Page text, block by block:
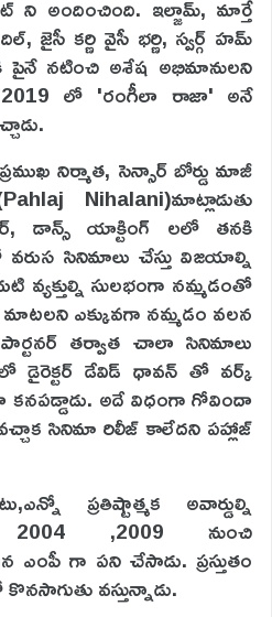
అందించింది. ఇల్జామ్, మార్తే
జైసీ కర్ణి వైసీ భర్ణి, స్వర్గ్ హమ్
పైనే నటించి అశేష అభిమానులని
లో 'రంగీలా రాజా' అనే
నిర్మాత, సెన్సార్ బోర్డు మాజీ
Nihalani)మాట్లాడుతు
డాన్స్ యాక్టింగ్ లలో తనకి
వరుస సినిమాలు చేస్తు విజయాల్ని
వ్యక్తుల్ని సులభంగా నమ్మడంతో
మాటలని ఎక్కువగా నమ్మడం వలన
పార్టనర్ తర్వాత చాలా సినిమాలు
డేవిడ్ ధావన్ తో వర్క్
అదే విధంగా గోవిందా
వచ్చాక సినిమా రిలీజ్ కాలేదని పహ్లాజ్
ప్రతిష్టాత్మక అవార్డుల్ని
2004 ,2009 నుంచి
ఎంపీ గా పని చేసాడు. ప్రస్తుతం
వస్తున్నాడు.